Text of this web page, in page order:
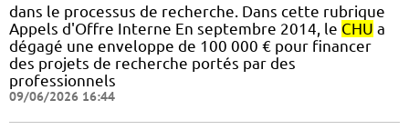
dans le processus de recherche. Dans cette rubrique
Appels d'Offre Interne En septembre 2014, le CHU a
dégagé une enveloppe de 100 000 € pour financer
des projets de recherche portés par des
professionnels
09/06/2026 16:44